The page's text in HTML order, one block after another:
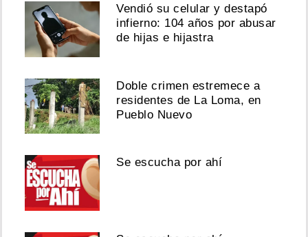
Vendió su celular y destapó
infierno: 104 años por abusar
de hijas e hijastra
Doble crimen estremece a
residentes de La Loma, en
Pueblo Nuevo
Se escucha por ahí